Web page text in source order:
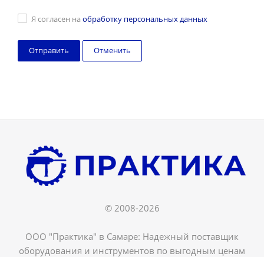
Я согласен на обработку персональных данных
Отменить
© 2008-2026
ООО "Практика" в Самаре: Надежный поставщик
оборудования и инструментов по выгодным ценам